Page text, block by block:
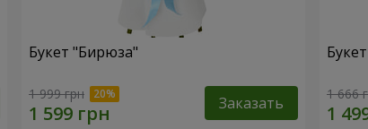
Букет "Бирюза"
1 999 грн Заказать 1 666